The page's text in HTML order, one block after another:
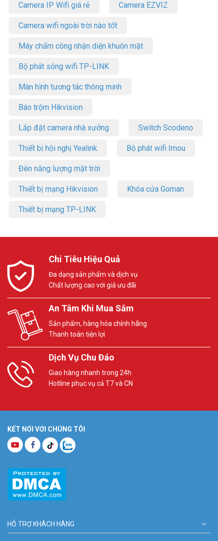
Camera IP Wifi giá rẻ Camera EZVIZ
Camera wifi ngoài trời nào tốt
Máy chấm công nhận diện khuôn mặt
Bộ phát sóng wifi TP-LINK
Màn hình tương tác thông minh
Báo trộm Hikvision
Lắp đặt camera nhà xưởng Switch Scodeno
Thiết bị hội nghị Yealink Bộ phát wifi Imou
Đèn năng lượng mặt trời
Thiết bị mạng Hikvision Khóa cửa Goman
Thiết bị mạng TP-LINK
Chi Tiêu Hiệu Quả
Đa dạng sản phẩm và dịch vụ
Chất lượng cao với giá ưu đãi
An Tâm Khi Mua Sắm
Sản phẩm, hàng hóa chính hãng
Thanh toán tiện lợi
Dịch Vụ Chu Đáo
Giao hàng nhanh trong 24h
Hotline phục vụ cả T7 và CN
KẾT NỐI VỚI CHÚNG TÔI
HỖ TRỢ KHÁCH HÀNG